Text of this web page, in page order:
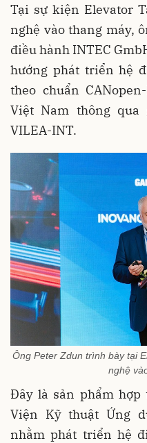
Tại sự kiện Elevator
nghệ vào thang máy,
điều hành INTEC
hướng phát triển hệ
theo chuẩn
Việt Nam thông
VILEA-INT.
Ông Peter Zdun trình bày tại
nghệ
Đây là sản phẩm hợp
Viện Kỹ thuật Ứng
nhằm phát triển hệ